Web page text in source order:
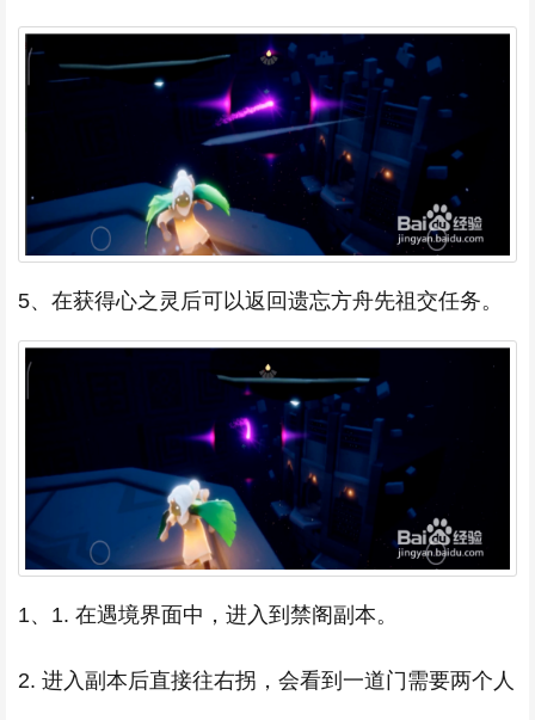
5、在获得心之灵后可以返回遗忘方舟先祖交任务。
1、1. 在遇境界面中，进入到禁阁副本。
2. 进入副本后直接往右拐，会看到一道门需要两个人